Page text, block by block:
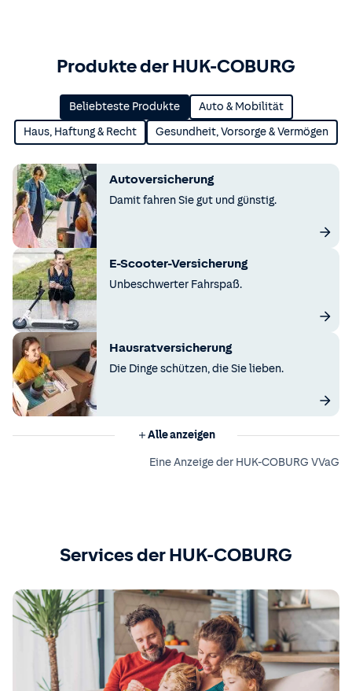
Produkte der HUK-COBURG
Beliebteste Produkte Auto & Mobilität
Haus, Haftung & Recht Gesundheit, Vorsorge & Vermögen
Autoversicherung
Damit fahren Sie gut und günstig.
E-Scooter-Versicherung
Unbeschwerter Fahrspaß.
Hausratversicherung
Die Dinge schützen, die Sie lieben.
Alle anzeigen
Eine Anzeige der HUK-COBURG VVaG
Services der HUK-COBURG